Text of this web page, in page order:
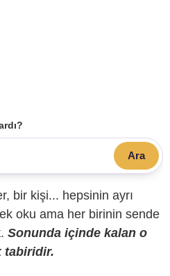
Ara
bir kişi... hepsinin ayrı
oku ama her birinin sende
Sonunda içinde kalan o
tabiridir.